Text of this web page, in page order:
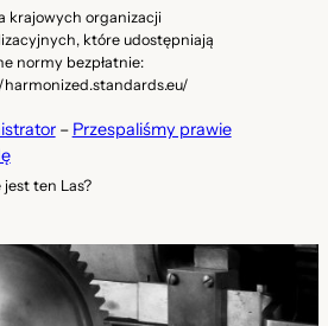
krajowych organizacji
które udostępniają
normy bezpłatnie:
– Przespaliśmy prawie
jest ten Las?